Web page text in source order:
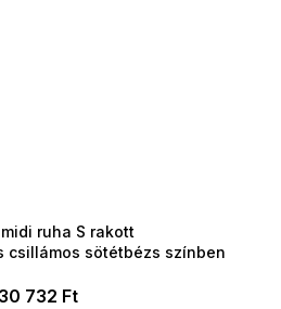
?
ruha S rakott
csillámos sötétbézs színben
30 732 Ft